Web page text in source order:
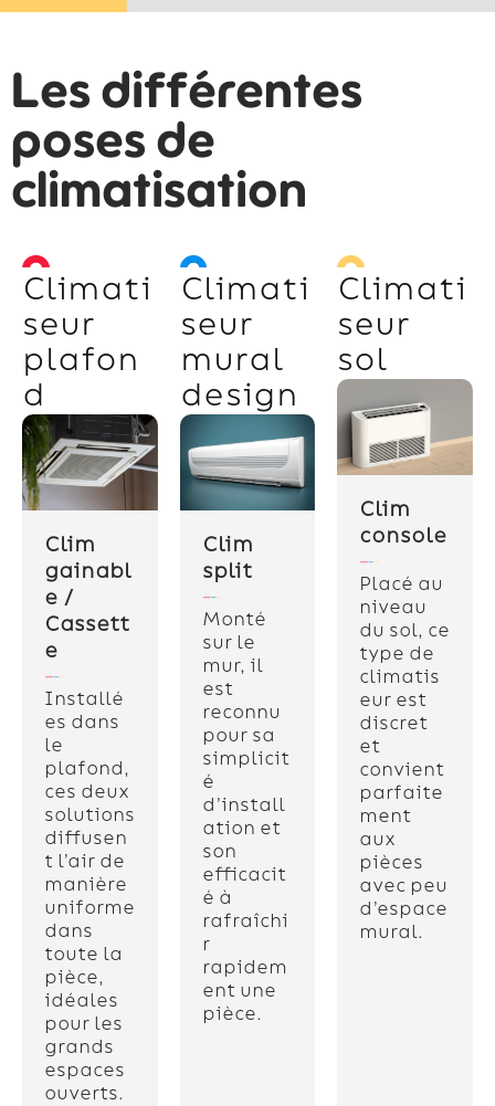
Les différentes
poses de
climatisation
Climati
seur
plafon
d
Clim
gainabl
e /
Cassett
e
Installé
es dans
le
plafond,
ces deux
solutions
diffusen
t l’air de
manière
uniforme
dans
toute la
pièce,
idéales
pour les
grands
espaces
ouverts.
Climati
seur
mural
design
Clim
split
Monté
sur le
mur, il
est
reconnu
pour sa
simplicit
é
d’install
ation et
son
efficacit
é à
rafraîchi
r
rapidem
ent une
pièce.
Climati
seur
sol
Clim
console
Placé au
niveau
du sol, ce
type de
climatis
eur est
discret
et
convient
parfaite
ment
aux
pièces
avec peu
d’espace
mural.